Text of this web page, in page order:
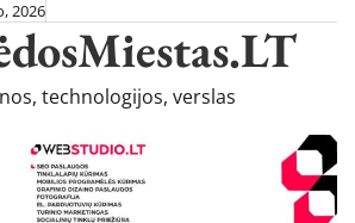
2026
technologijos, verslas